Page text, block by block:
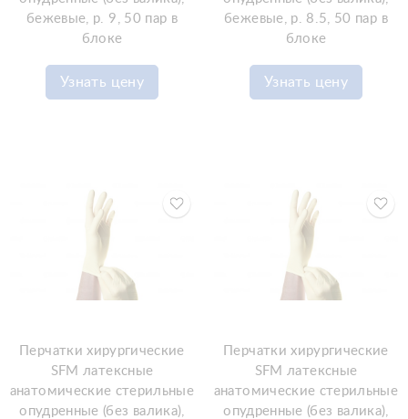
бежевые, р. 9, 50 пар в
блоке
Узнать цену
бежевые, р. 8.5, 50 пар в
блоке
Узнать цену
Перчатки хирургические
SFM латексные
анатомические стерильные
опудренные (без валика),
Перчатки хирургические
SFM латексные
анатомические стерильные
опудренные (без валика),